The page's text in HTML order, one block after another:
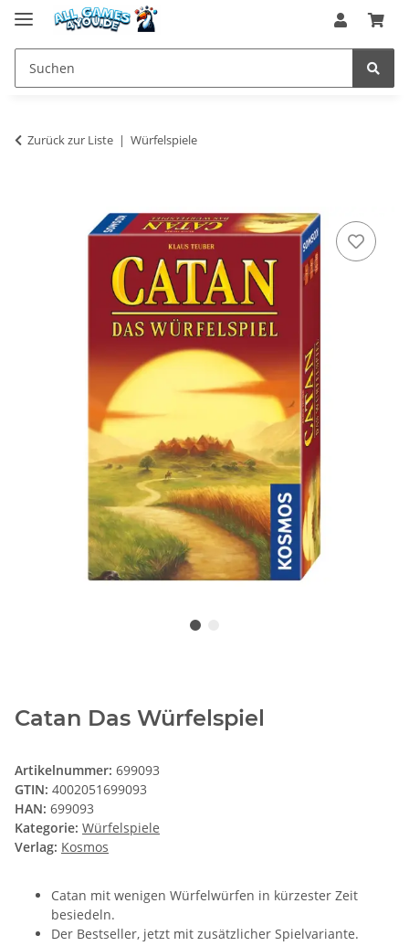
Zurück zur Liste Würfelspiele
Catan Das Würfelspiel
Artikelnummer: 699093
GTIN: 4002051699093
HAN: 699093
Kategorie: Würfelspiele
Verlag: Kosmos
Catan mit wenigen Würfelwürfen in kürzester Zeit
besiedeln.
Der Bestseller, jetzt mit zusätzlicher Spielvariante.